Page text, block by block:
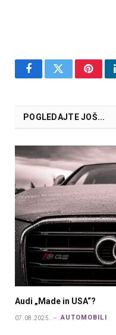
FacebookTwitter
POGLEDAJTE JOŠ...
Audi „Made in USA“?
07.08.2025. AUTOMOBILI